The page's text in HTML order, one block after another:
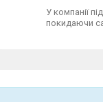
У компанії
покидаючи